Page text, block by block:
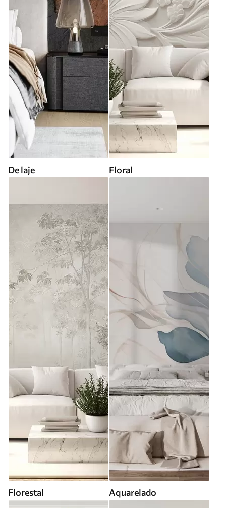
De laje Floral
Florestal Aquarelado